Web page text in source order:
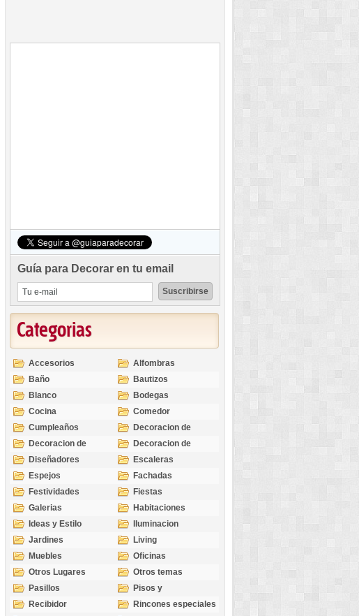
Guía para Decorar en tu email
Categorias
Accesorios
Alfombras
Baño
Bautizos
Blanco
Bodegas
Cocina
Comedor
Cumpleaños
Decoracion de
Exteriores
Decoracion de
Interiores
Decoracion de
Ocasiones
Diseñadores
Escaleras
Espejos
Fachadas
Festividades
Fiestas
Galerias
Habitaciones
Ideas y Estilo
Iluminacion
Jardines
Living
Muebles
Oficinas
Otros Lugares
Otros temas
Pasillos
Pisos y
revestimientos
Recibidor
Rincones especiales